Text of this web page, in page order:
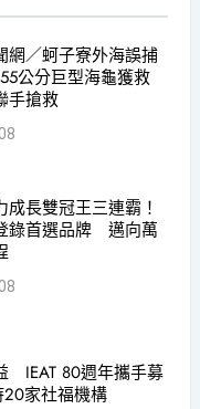
網／蚵子寮外海誤捕
公分巨型海龜獲救
手搶救
成長雙冠王三連霸！
錄首選品牌 邁向萬
IEAT 80週年攜手募
家社福機構